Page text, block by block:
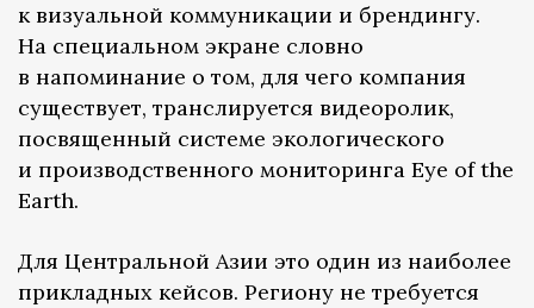
к визуальной коммуникации и брендингу.
На специальном экране словно
в напоминание о том, для чего компания
существует, транслируется видеоролик,
посвященный системе экологического
и производственного мониторинга Eye of the
Earth.
Для Центральной Азии это один из наиболее
прикладных кейсов. Региону не требуется